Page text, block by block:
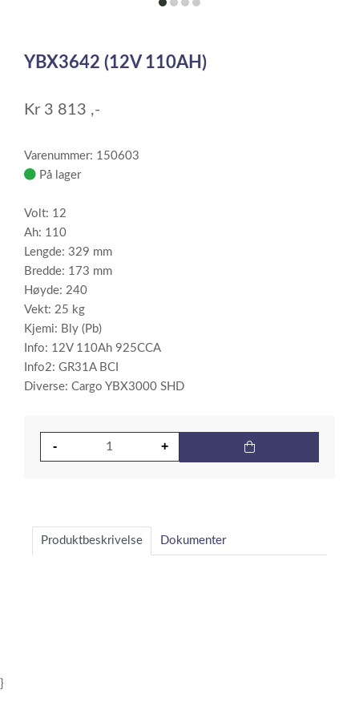
itemitemitemitem
of
YBX3642 (12V 110AH)
Kr 3 813 ,-
Varenummer: 150603
På lager
Volt: 12
Ah: 110
Lengde: 329 mm
Bredde: 173 mm
Høyde: 240
Vekt: 25 kg
Kjemi: Bly (Pb)
Info: 12V 110Ah 925CCA
Info2: GR31A BCI
Diverse: Cargo YBX3000 SHD
Produktbeskrivelse Dokumenter
}